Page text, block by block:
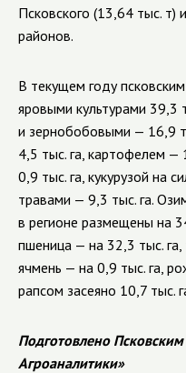
Псковского (13,64 тыс. т)
районов.
В текущем году
яровыми культурами 39,3
и зернобобовыми — 16,9
4,5 тыс. га, картофелем
0,9 тыс. га, кукурузой на
травами — 9,3 тыс. га.
в регионе размещены на
пшеница — на 32,3 тыс.
ячмень — на 0,9 тыс. га,
рапсом засеяно 10,7 тыс.
Подготовлено
Агроаналитики»